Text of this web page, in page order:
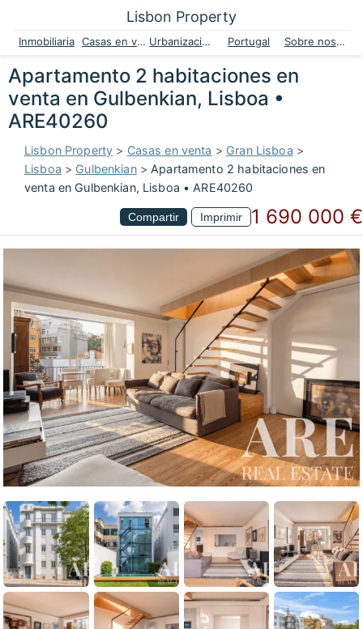
Lisbon Property
Inmobiliaria Casas en venta Urbanizaciones Portugal Sobre nosotros
Apartamento 2 habitaciones en
venta en Gulbenkian, Lisboa •
ARE40260
Lisbon Property > Casas en venta > Gran Lisboa >
Lisboa > Gulbenkian>Apartamento 2 habitaciones en
venta en Gulbenkian, Lisboa • ARE40260
Compartir Imprimir 1 690 000 €